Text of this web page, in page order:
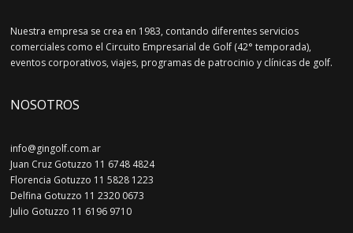
Nuestra empresa se crea en 1983, contando diferentes servicios
comerciales como el Circuito Empresarial de Golf (42° temporada),
eventos corporativos, viajes, programas de patrocinio y clínicas de golf.
NOSOTROS
info@gingolf.com.ar
Juan Cruz Gotuzzo 11 6748 4824
Florencia Gotuzzo 11 5828 1223
Delfina Gotuzzo 11 2320 0673
Julio Gotuzzo 11 6196 9710